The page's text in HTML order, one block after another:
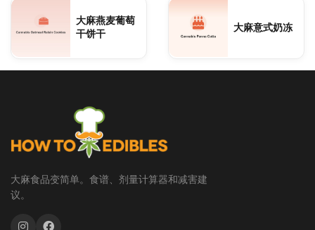
大麻燕麦葡萄
干饼干
大麻意式奶冻
大麻食品变简单。食谱、剂量计算器和减害建
议。